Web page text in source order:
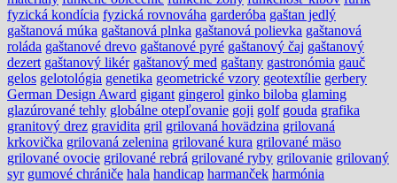
fyzická kondícia fyzická rovnováha garderóba gaštan jedlý
gaštanová múka gaštanová plnka gaštanová polievka gaštanová
roláda gaštanové drevo gaštanové pyré gaštanový čaj gaštanový
dezert gaštanový likér gaštanový med gaštany gastronómia gauč
gelos gelotológia genetika geometrické vzory geotextílie gerbery
German Design Award gigant gingerol ginko biloba glaming
glazúrované tehly globálne otepľovanie goji golf gouda grafika
granitový drez gravidita gril grilovaná hovädzina grilovaná
krkovička grilovaná zelenina grilované kura grilované mäso
grilované ovocie grilované rebrá grilované ryby grilovanie grilovaný
syr gumové chrániče hala handicap harmanček harmónia